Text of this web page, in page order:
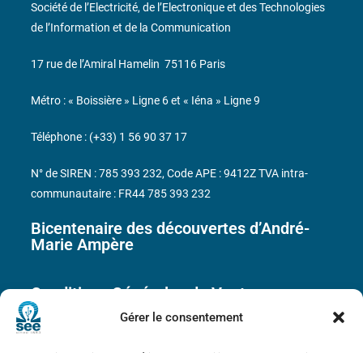
Gérer le consentement
Bicentenaire des découvertes d’André-
Marie Ampère
Conditions Générales de Vente
Société de l’Electricité, de l’Electronique et des Technologies
de l’Information et de la Communication
17 rue de l’Amiral Hamelin 75116 Paris
Métro : « Boissière » Ligne 6 et « Iéna » Ligne 9
Téléphone : (+33) 1 56 90 37 17
N° de SIREN : 785 393 232, Code APE : 9412Z TVA intra-
communautaire : FR44 785 393 232